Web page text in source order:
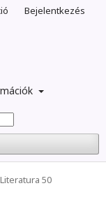
Bejelentkezés
50